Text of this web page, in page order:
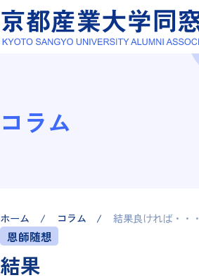
コラム
ホーム コラム 結果良ければ・・・
恩師随想
結果